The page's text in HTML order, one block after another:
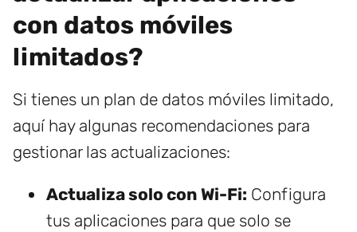
con datos móviles
limitados?
Si tienes un plan de datos móviles limitado,
aquí hay algunas recomendaciones para
gestionar las actualizaciones:
Actualiza solo con Wi-Fi: Configura
tus aplicaciones para que solo se